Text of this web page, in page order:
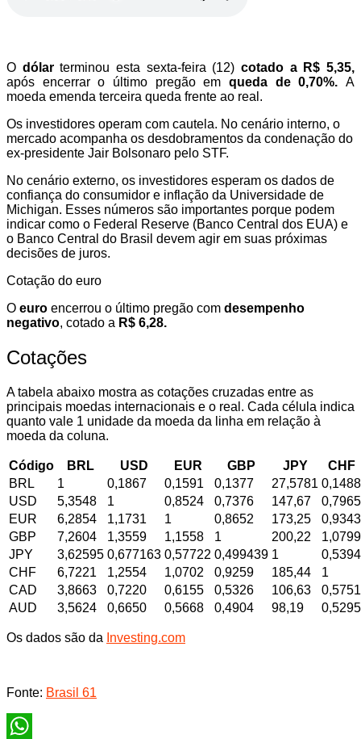
O dólarterminou esta sexta-feira (12)cotado a R$ 5,35,
após encerrar o último pregão emqueda de 0,70%.A
moeda emenda terceira queda frente ao real.
Os investidores operam com cautela. No cenário interno, o
mercado acompanha os desdobramentos da condenação do
ex-presidente Jair Bolsonaro pelo STF.
No cenário externo, os investidores esperam os dados de
confiança do consumidor e inflação da Universidade de
Michigan. Esses números são importantes porque podem
indicar como o Federal Reserve (Banco Central dos EUA) e
o Banco Central do Brasil devem agir em suas próximas
decisões de juros.
Cotação do euro
O euro encerrou o último pregão com desempenho
negativo, cotado a R$ 6,28.
Cotações
A tabela abaixo mostra as cotações cruzadas entre as
principais moedas internacionais e o real. Cada célula indica
quanto vale 1 unidade da moeda da linha em relação à
moeda da coluna.
Código BRL USD EUR GBP JPY
CHF
BRL
1 0,1867 0,1591 0,1377 27,5781 0,1488
USD
5,3548 1 0,8524 0,7376 147,67
0,7965
EUR
6,2854 1,1731 1 0,8652 173,25
0,9343
GBP
7,2604 1,3559 1,1558 1 200,22
1,0799
JPY
3,62595 0,677163 0,57722 0,499439 1
0,5394
CHF
6,7221 1,2554 1,0702 0,9259 185,44
1
CAD
3,8663 0,7220 0,6155 0,5326 106,63
0,5751
AUD
3,5624 0,6650 0,5668 0,4904 98,19 0,5295
Os dados são da Investing.com
Fonte: Brasil 61